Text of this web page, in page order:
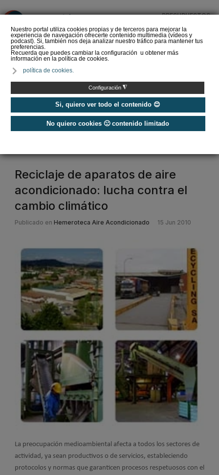
Nuestro portal utiliza cookies propias y de terceros para mejorar la
experiencia de navegación ofrecerte contenido multimedia (vídeos y
podcast). Si, también nos deja analizar nuestro tráfico para mantener tus
preferencias.
Recuerda que puedes cambiar la configuración u obtener más
información en la política de cookies.
política de cookies.
Configuración ◮
Si, quiero ver todo el contenido 😊
No quiero cookies 🙁 contenido limitado
PRESUPUESTOS
del Amperio (Episodio 3)
Etiquetas / indumetal
Reciclaje de aparatos de aire
acondicionado: lucha contra el
cambio climático
Publicado en Hemeroteca Aire Acondicionado 15 Jun 2010
La preocupación medioambiental afecta a todos los sectores de
actividad, ya sean productivos o de servicios, estableciendo
protocolos y normas que garanticen procesos respetuosos con el